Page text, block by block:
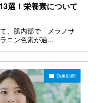
選！栄養素について
、肌内部で「メラノサ
ニン色素が過...
効果効能